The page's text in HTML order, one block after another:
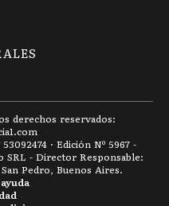
derechos reservados:
· Edición Nº 5967 -
SRL - Director Responsable:
Pedro, Buenos Aires.